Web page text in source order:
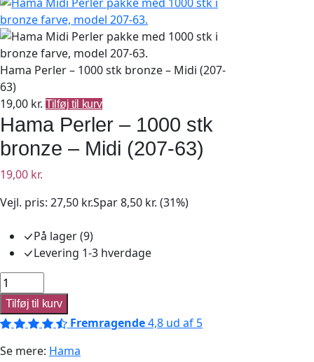
Hama Perler – 1000 stk bronze – Midi (207-
63)
19,00 kr. Tilføj til kurv
Hama Perler – 1000 stk
bronze – Midi (207-63)
19,00 kr.
Vejl. pris: 27,50 kr.Spar 8,50 kr. (31%)
På lager (9)
Levering 1-3 hverdage
Hama
Perler
-
1000
stk
Tilføj til kurv
Fremragende4,8 ud af 5
Se mere: Hama